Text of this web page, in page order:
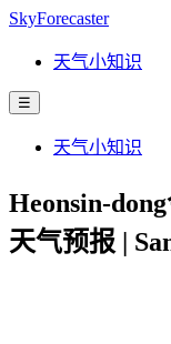
SkyForecaster
天气小知识
☰
天气小知识
Heonsin-
天气预报 |